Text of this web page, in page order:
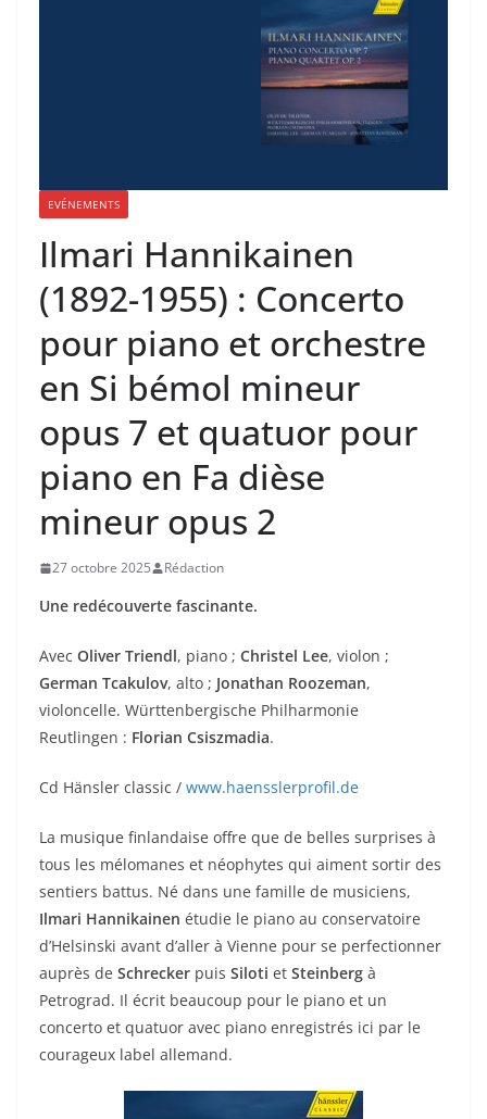
EVÉNEMENTS
Ilmari Hannikainen
(1892-1955) : Concerto
pour piano et orchestre
en Si bémol mineur
opus 7 et quatuor pour
piano en Fa dièse
mineur opus 2
27 octobre 2025 Rédaction
Une redécouverte fascinante.
Avec Oliver Triendl, piano ; Christel Lee, violon ;
German Tcakulov, alto ; Jonathan Roozeman,
violoncelle. Württenbergische Philharmonie
Reutlingen : Florian Csiszmadia.
Cd Hänsler classic / www.haensslerprofil.de
La musique finlandaise offre que de belles surprises à
tous les mélomanes et néophytes qui aiment sortir des
sentiers battus. Né dans une famille de musiciens,
Ilmari Hannikainen étudie le piano au conservatoire
d’Helsinski avant d’aller à Vienne pour se perfectionner
auprès de Schrecker puis Siloti et Steinberg à
Petrograd. Il écrit beaucoup pour le piano et un
concerto et quatuor avec piano enregistrés ici par le
courageux label allemand.